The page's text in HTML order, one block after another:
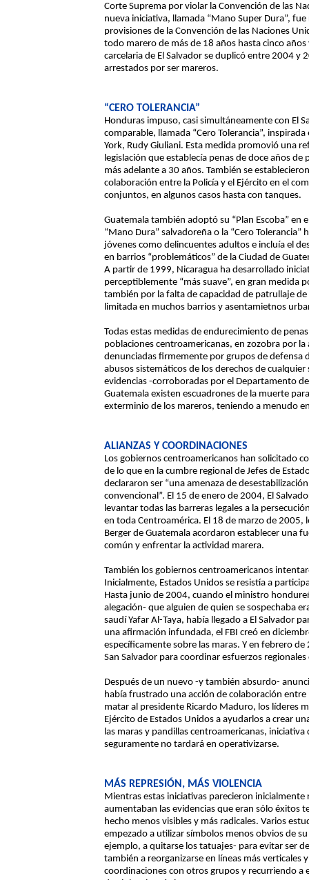
Corte Suprema por violar la Convención de las
nueva iniciativa, llamada “Mano Super Dura”,
provisiones de la Convención de las Naciones
todo marero de más de 18 años hasta cinco
carcelaria de El Salvador se duplicó entre 2004 y
arrestados por ser mareros.
“CERO TOLERANCIA”
Honduras impuso, casi simultáneamente con El
comparable, llamada “Cero Tolerancia”,
York, Rudy Giuliani. Esta medida promovió una
legislación que establecía penas de doce años
más adelante a 30 años. También se
colaboración entre la Policía y el Ejército en el
conjuntos, en algunos casos hasta con tanques.
Guatemala también adoptó su “Plan Escoba”
“Mano Dura” salvadoreña o la “Cero
jóvenes como delincuentes adultos e incluía el
en barrios “problemáticos” de la Ciudad de
A partir de 1999, Nicaragua ha desarrollado
perceptiblemente “más suave”, en gran medida
también por la falta de capacidad de patrullaje
limitada en muchos barrios y asentamietnos
Todas estas medidas de endurecimiento de
poblaciones centroamericanas, en zozobra por
denunciadas firmemente por grupos de defensa
abusos sistemáticos de los derechos de
evidencias -corroboradas por el Departamento
Guatemala existen escuadrones de la muerte
exterminio de los mareros, teniendo a menudo
ALIANZAS Y COORDINACIONES
Los gobiernos centroamericanos han solicitado
de lo que en la cumbre regional de Jefes de
declararon ser “una amenaza de
convencional”. El 15 de enero de 2004, El
levantar todas las barreras legales a la
en toda Centroamérica. El 18 de marzo de 2005,
Berger de Guatemala acordaron establecer una
común y enfrentar la actividad marera.
También los gobiernos centroamericanos
Inicialmente, Estados Unidos se resistía a
Hasta junio de 2004, cuando el ministro
alegación- que alguien de quien se sospechaba
saudí Yafar Al-Taya, había llegado a El Salvador
una afirmación infundada, el FBI creó en
específicamente sobre las maras. Y en febrero
San Salvador para coordinar esfuerzos
Después de un nuevo -y también absurdo-
había frustrado una acción de colaboración entre
matar al presidente Ricardo Maduro, los líderes
Ejército de Estados Unidos a ayudarlos a crear
las maras y pandillas centroamericanas,
seguramente no tardará en operativizarse.
MÁS REPRESIÓN, MÁS VIOLENCIA
Mientras estas iniciativas parecieron
aumentaban las evidencias que eran sólo éxitos
hecho menos visibles y más radicales. Varios
empezado a utilizar símbolos menos obvios de
ejemplo, a quitarse los tatuajes- para evitar ser
también a reorganizarse en líneas más verticales
coordinaciones con otros grupos y recurriendo a